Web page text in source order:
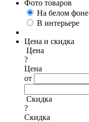
Фото товаров
На белом фоне
В интерьере
Цена и скидка
Цена
?
Цена
от
Скидка
?
Скидка